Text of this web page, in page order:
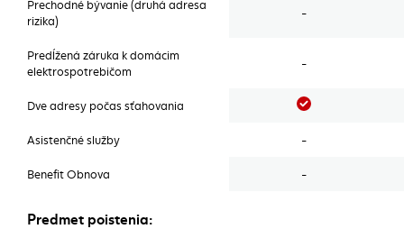
Prechodné bývanie (druhá adresa
rizika)
-
Predĺžená záruka k domácim
elektrospotrebičom
-
Dve adresy počas sťahovania Áno
Asistenčné služby -
Benefit Obnova -
Predmet poistenia: